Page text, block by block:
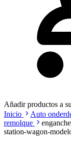
Añadir productos a
Inicio Auto
remolque
station-wagon-